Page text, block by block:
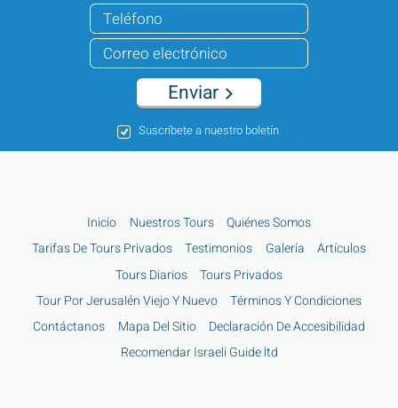
Suscríbete a nuestro boletín
Enviar
Inicio Nuestros Tours
Quiénes Somos
Tarifas De Tours Privados
Testimonios Galería
Artículos
Tours Diarios
Tours Privados
Tour Por Jerusalén Viejo Y Nuevo
Términos Y Condiciones
Contáctanos
Mapa Del Sitio
Declaración De Accesibilidad
Recomendar Israeli Guide ltd